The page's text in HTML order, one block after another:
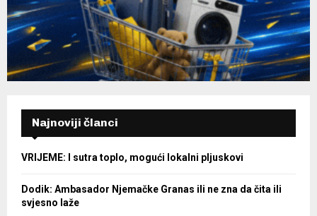
Najnoviji članci
VRIJEME: I sutra toplo, mogući lokalni pljuskovi
Dodik: Ambasador Njemačke Granas ili ne zna da čita ili
svjesno laže